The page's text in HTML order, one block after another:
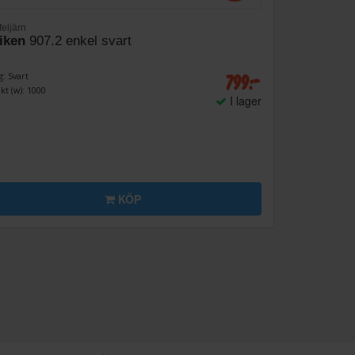
907.2 enkel svart
Svart
(w): 1000
799:-
I lager
KÖP